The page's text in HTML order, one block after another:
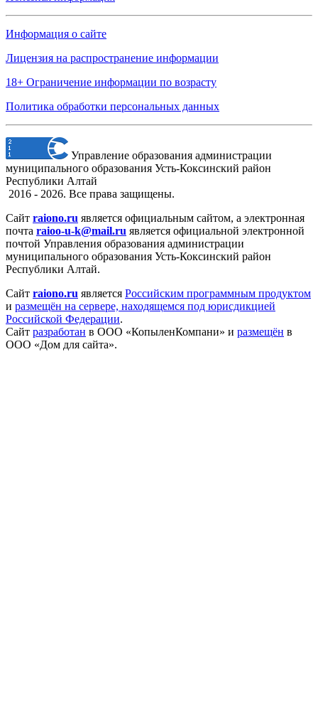
Информация о сайте
Лицензия на распространение информации
18+ Ограничение информации по возрасту
Политика обработки персональных данных
Управление образования администрации
муниципального образования Усть-Коксинский район
Республики Алтай
2016 - 2026. Все права защищены.
Сайт raiono.ru является официальным сайтом, а электронная
почта raioo-u-k@mail.ru является официальной электронной
почтой Управления образования администрации
муниципального образования Усть-Коксинский район
Республики Алтай.
Сайт raiono.ru является Российским программным продуктом
и размещён на сервере, находящемся под юрисдикцией
Российской Федерации.
Сайт разработан в ООО «КопыленКомпани» и размещён в
ООО «Дом для сайта».